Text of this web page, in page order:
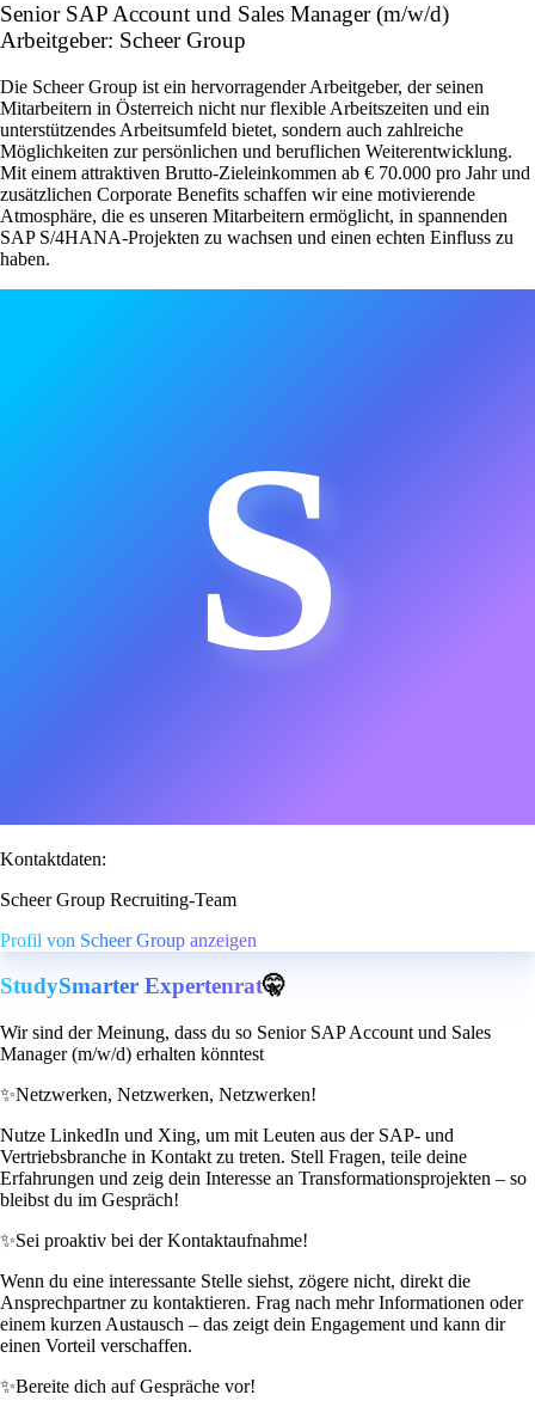
Senior SAP Account und Sales Manager (m/w/d)
Arbeitgeber: Scheer Group
Die Scheer Group ist ein hervorragender Arbeitgeber, der seinen
Mitarbeitern in Österreich nicht nur flexible Arbeitszeiten und ein
unterstützendes Arbeitsumfeld bietet, sondern auch zahlreiche
Möglichkeiten zur persönlichen und beruflichen Weiterentwicklung.
Mit einem attraktiven Brutto-Zieleinkommen ab € 70.000 pro Jahr und
zusätzlichen Corporate Benefits schaffen wir eine motivierende
Atmosphäre, die es unseren Mitarbeitern ermöglicht, in spannenden
SAP S/4HANA-Projekten zu wachsen und einen echten Einfluss zu
haben.
S
Kontaktdaten:
Scheer Group Recruiting-Team
Profil von Scheer Group anzeigen
StudySmarter Expertenrat🤫
Wir sind der Meinung, dass du so Senior SAP Account und Sales
Manager (m/w/d) erhalten könntest
✨Netzwerken, Netzwerken, Netzwerken!
Nutze LinkedIn und Xing, um mit Leuten aus der SAP- und
Vertriebsbranche in Kontakt zu treten. Stell Fragen, teile deine
Erfahrungen und zeig dein Interesse an Transformationsprojekten – so
bleibst du im Gespräch!
✨Sei proaktiv bei der Kontaktaufnahme!
Wenn du eine interessante Stelle siehst, zögere nicht, direkt die
Ansprechpartner zu kontaktieren. Frag nach mehr Informationen oder
einem kurzen Austausch – das zeigt dein Engagement und kann dir
einen Vorteil verschaffen.
✨Bereite dich auf Gespräche vor!